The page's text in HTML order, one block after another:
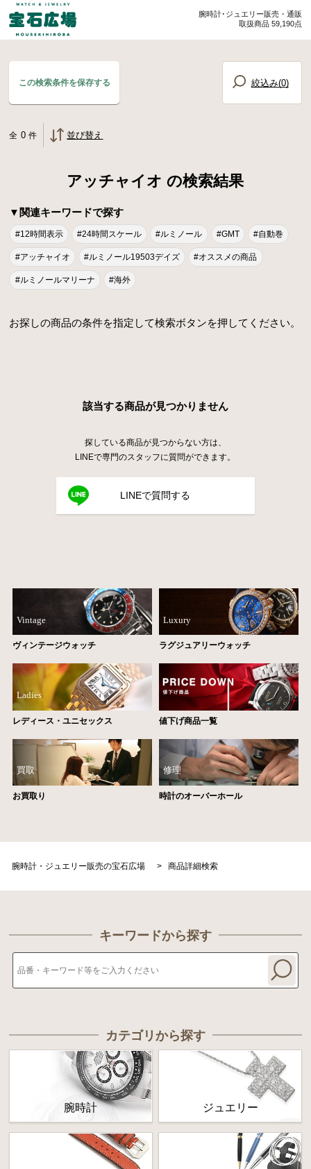
腕時計･ジュエリー販売・通販
取扱商品 59,190点
この検索条件を保存する 絞込み(0)
全 0 件 並び替え
アッチャイオ の検索結果
▼関連キーワードで探す
#12時間表示 #24時間スケール #ルミノール #GMT #自動巻
#アッチャイオ #ルミノール19503デイズ #オススメの商品
#ルミノールマリーナ #海外
お探しの商品の条件を指定して検索ボタンを押してください。
該当する商品が見つかりません
探している商品が見つからない方は、
LINEで専門のスタッフに質問ができます。
LINEで質問する
Vintage
ヴィンテージウォッチ
Luxury
ラグジュアリーウォッチ
Ladies
レディース・ユニセックス 値下げ商品一覧
買取
お買取り
修理
時計のオーバーホール
腕時計・ジュエリー販売の宝石広場 > 商品詳細検索
キーワードから探す
カテゴリから探す
腕時計 ジュエリー